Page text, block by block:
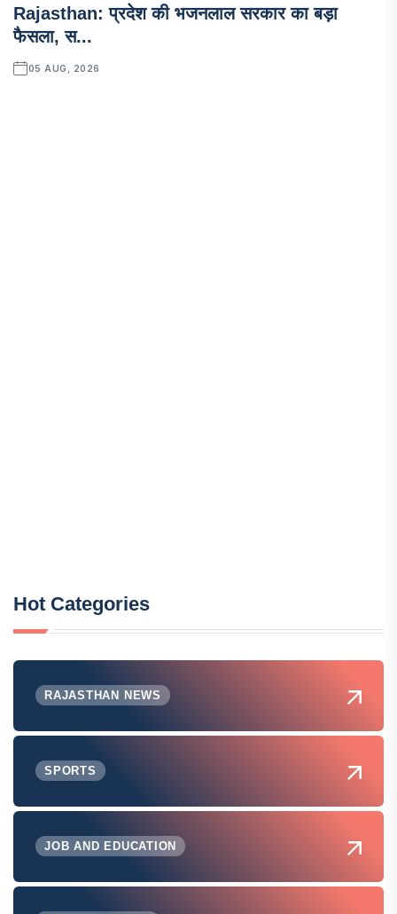
Rajasthan: प्रदेश की भजनलाल सरकार का बड़ा
फैसला, स...
05 AUG, 2026
Hot Categories
RAJASTHAN NEWS
SPORTS
JOB AND EDUCATION